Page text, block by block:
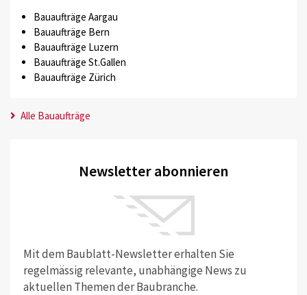
Bauaufträge Aargau
Bauaufträge Bern
Bauaufträge Luzern
Bauaufträge St.Gallen
Bauaufträge Zürich
Alle Bauaufträge
Newsletter abonnieren
Mit dem Baublatt-Newsletter erhalten Sie
regelmässig relevante, unabhängige News zu
aktuellen Themen der Baubranche.